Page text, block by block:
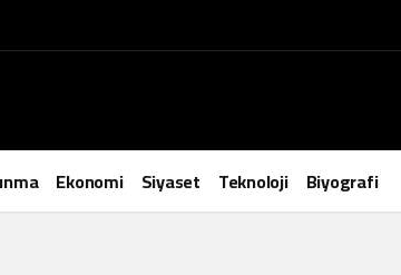
Ekonomi Siyaset Teknoloji Biyografi